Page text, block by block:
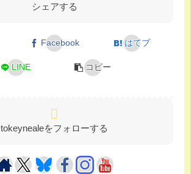
シェアする
Facebook はてブ
LINE コピー
tokeynealeをフォローする